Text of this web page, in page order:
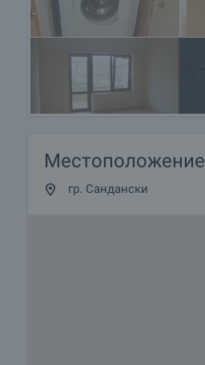
Местоположение
гр. Сандански